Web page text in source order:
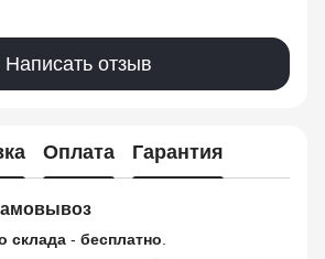
Написать отзыв
Оплата Гарантия
склада - бесплатно